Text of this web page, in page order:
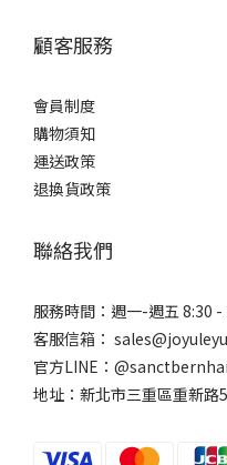
顧客服務
會員制度
購物須知
運送政策
退換貨政策
聯絡我們
服務時間：週一-週五 8:30
客服信箱：
官方LINE：
地址：新北市三重區重新